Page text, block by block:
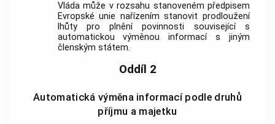
Vláda může v rozsahu stanoveném předpisem
Evropské unie nařízením stanovit prodloužení
lhůty pro plnění povinnosti související s
automatickou výměnou informacís jiným
členským státem.
Oddíl 2
Automatická výměna informací podle druhů
příjmu a majetku